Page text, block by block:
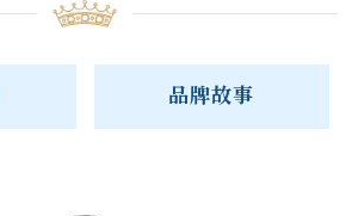
品牌故事